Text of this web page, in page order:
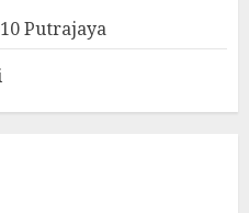
Putrajaya